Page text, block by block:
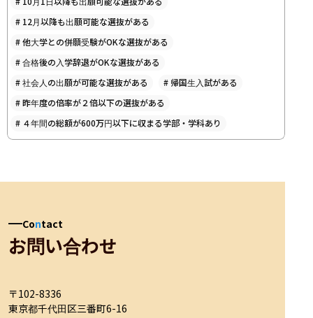
# 12月以降も出願可能な選抜がある
#他大学との併願受験がOKな選抜がある
#合格後の入学辞退がOKな選抜がある
#社会人の出願が可能な選抜がある # 帰国生入試がある
#昨年度の倍率が２倍以下の選抜がある
# ４年間の総額が600万円以下に収まる学部・学科あり
Contact
お問い合わせ
〒102-8336
東京都千代田区三番町6-16